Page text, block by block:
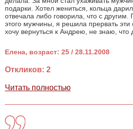
подарки. Хотел жениться, кольца
отвечала либо говорила, что с
этого мужчины, я решила прервать
хочу вернуться к Андрею, не знаю, что
Елена, возраст: 25 / 28.11.2008
Откликов: 2
Читать полностью